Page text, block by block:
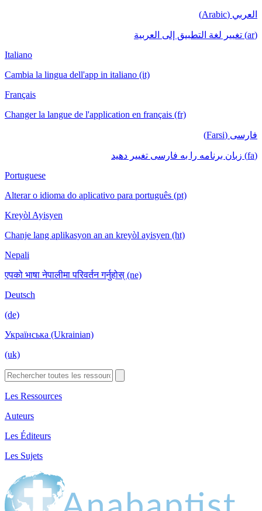
العربي (Arabic)
(ar) تغيير لغة التطبيق إلى العربية
Italiano
Cambia la lingua dell'app in italiano (it)
Français
Changer la langue de l'application en français (fr)
فارسی (Farsi)
(fa) زبان برنامه را به فارسی تغییر دهید
Portuguese
Alterar o idioma do aplicativo para português (pt)
Kreyòl Ayisyen
Chanje lang aplikasyon an an kreyòl ayisyen (ht)
Nepali
एपको भाषा नेपालीमा परिवर्तन गर्नुहोस् (ne)
Deutsch
(de)
Українська (Ukrainian)
(uk)
Les Ressources
Auteurs
Les Éditeurs
Les Sujets